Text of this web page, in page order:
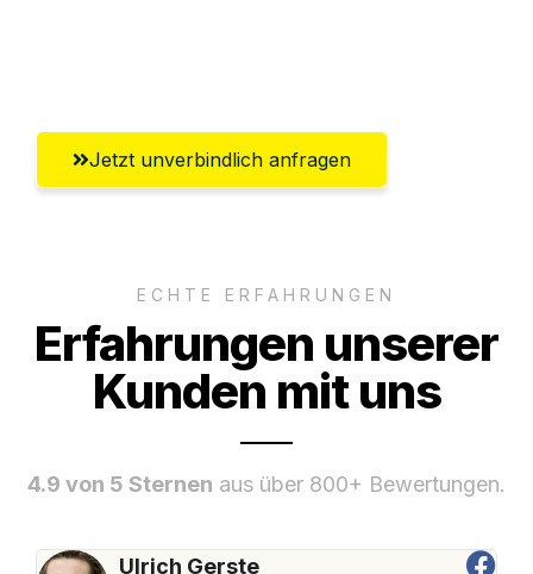
Jetzt unverbindlich anfragen
ECHTE ERFAHRUNGEN
Erfahrungen unserer
Kunden mit uns
4.9 von 5 Sternen aus über 800+ Bewertungen.
Ulrich Gerste